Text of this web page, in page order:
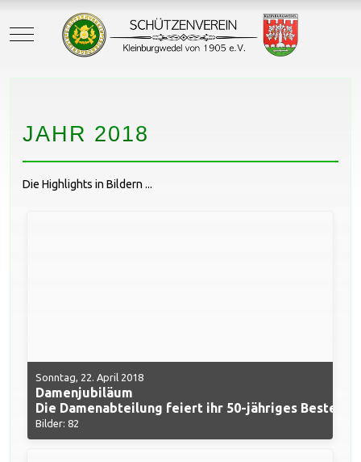
Mobile Menu Toggle
JAHR 2018
Die Highlights in Bildern ...
Sonntag, 22. April 2018
Damenjubiläum
Die Damenabteilung feiert ihr 50-jähriges
Bilder: 82